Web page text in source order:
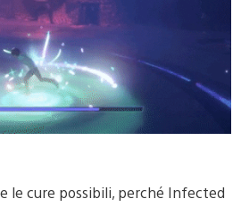
le cure possibili, perché Infected